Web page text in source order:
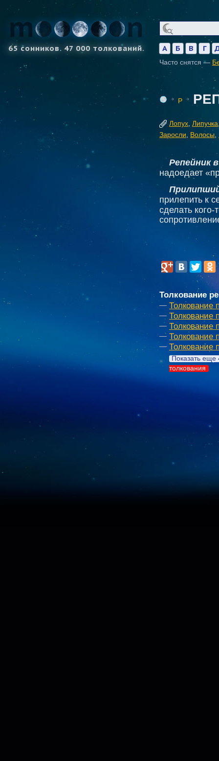
65 сонников. 47 000 толкований. А Б В Г
Часто снятся —
Р
Лопух Липучка
Заросли
Волосы
Репейник
надоедает
прилепить к
сделать
Толкование
Толкование
Толкование
Толкование
Толкование
Толкование
Показать еще
толкования